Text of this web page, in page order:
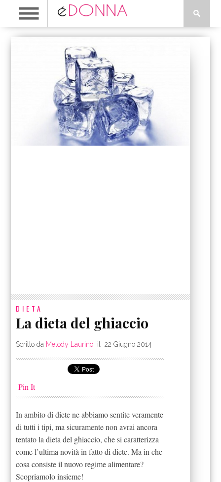
DIETA
La dieta del ghiaccio
Scritto da Melody Laurino il22 Giugno 2014
Pin It
In ambito di diete ne abbiamo sentite veramente
di tutti i tipi, ma sicuramente non avrai ancora
tentato la dieta del ghiaccio, che si caratterizza
come l’ultima novità in fatto di diete. Ma in che
cosa consiste il nuovo regime alimentare?
Scopriamolo insieme!